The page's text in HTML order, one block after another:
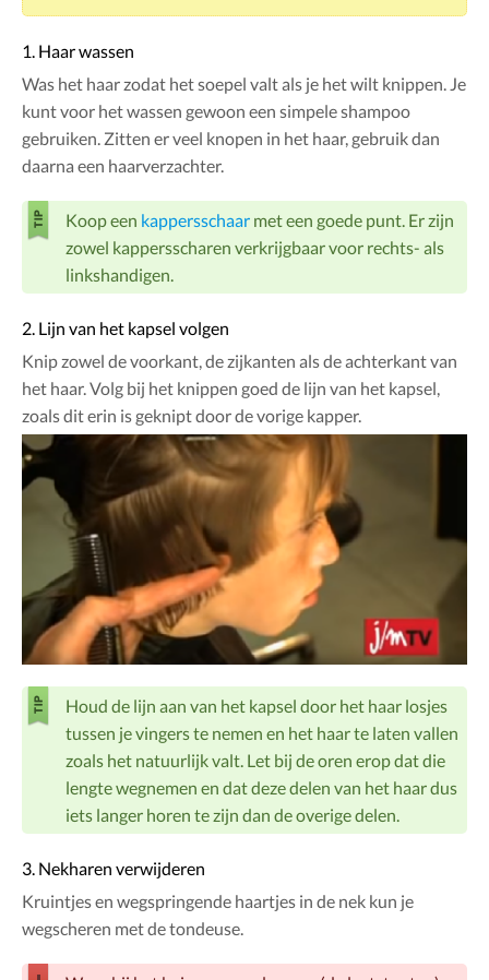
1. Haar wassen
Was het haar zodat het soepel valt als je het wilt knippen. Je
kunt voor het wassen gewoon een simpele shampoo
gebruiken. Zitten er veel knopen in het haar, gebruik dan
daarna een haarverzachter.
Koop een kappersschaar met een goede punt. Er zijn
zowel kappersscharen verkrijgbaar voor rechts- als
linkshandigen.
2. Lijn van het kapsel volgen
Knip zowel de voorkant, de zijkanten als de achterkant van
het haar. Volg bij het knippen goed de lijn van het kapsel,
zoals dit erin is geknipt door de vorige kapper.
Houd de lijn aan van het kapsel door het haar losjes
tussen je vingers te nemen en het haar te laten vallen
zoals het natuurlijk valt. Let bij de oren erop dat die
lengte wegnemen en dat deze delen van het haar dus
iets langer horen te zijn dan de overige delen.
3. Nekharen verwijderen
Kruintjes en wegspringende haartjes in de nek kun je
wegscheren met de tondeuse.